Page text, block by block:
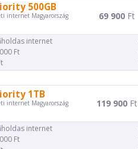
500GB
internet Magyarország
69 900Ft
internet
Ft
1TB
internet Magyarország
119 900Ft
internet
Ft